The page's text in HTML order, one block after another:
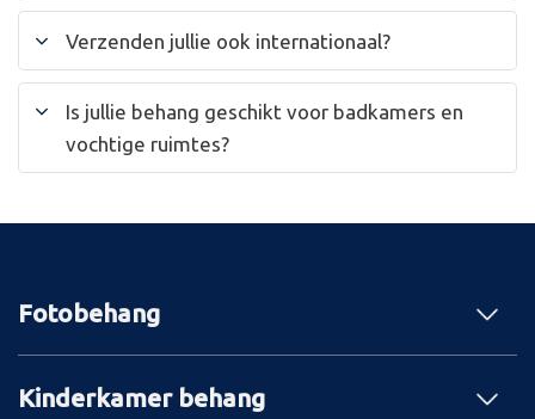
Verzenden jullie ook internationaal?
Is jullie behang geschikt voor badkamers en
vochtige ruimtes?
Fotobehang
Kinderkamer behang